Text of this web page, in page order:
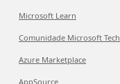
Microsoft Learn
Comunidade Microsoft Tech
Azure Marketplace
AppSource